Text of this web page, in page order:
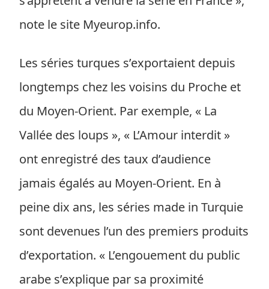
note le site Myeurop.info.
Les séries turques s’exportaient depuis
longtemps chez les voisins du Proche et
du Moyen-Orient. Par exemple, « La
Vallée des loups », « L’Amour interdit »
ont enregistré des taux d’audience
jamais égalés au Moyen-Orient. En à
peine dix ans, les séries made in Turquie
sont devenues l’un des premiers produits
d’exportation. « L’engouement du public
arabe s’explique par sa proximité